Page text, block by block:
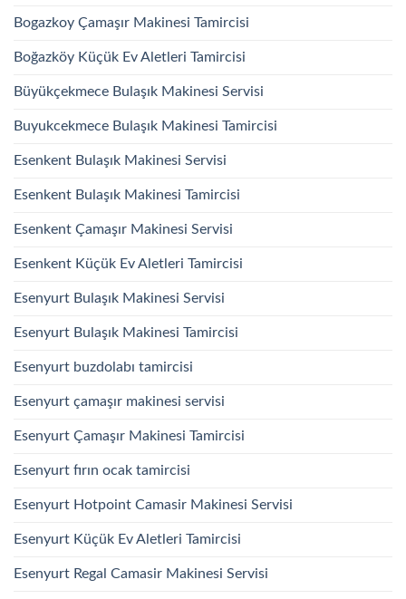
Bogazkoy Çamaşır Makinesi Tamircisi
Boğazköy Küçük Ev Aletleri Tamircisi
Büyükçekmece Bulaşık Makinesi Servisi
Buyukcekmece Bulaşık Makinesi Tamircisi
Esenkent Bulaşık Makinesi Servisi
Esenkent Bulaşık Makinesi Tamircisi
Esenkent Çamaşır Makinesi Servisi
Esenkent Küçük Ev Aletleri Tamircisi
Esenyurt Bulaşık Makinesi Servisi
Esenyurt Bulaşık Makinesi Tamircisi
Esenyurt buzdolabı tamircisi
Esenyurt çamaşır makinesi servisi
Esenyurt Çamaşır Makinesi Tamircisi
Esenyurt fırın ocak tamircisi
Esenyurt Hotpoint Camasir Makinesi Servisi
Esenyurt Küçük Ev Aletleri Tamircisi
Esenyurt Regal Camasir Makinesi Servisi